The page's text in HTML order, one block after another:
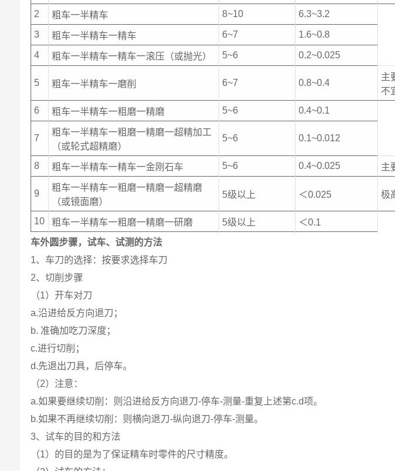
2
粗车一半精车 8~10 6.3~3.2
3 粗车一半精车一精车 6~7 1.6~0.8
4 粗车一半精车一精车一滚压（或抛光） 5~6 0.2~0.025
5 粗车一半精车一磨削 6~7 0.8~0.4
主
不
6
粗车一半精车一粗磨一精磨 5~6 0.4~0.1
7
粗车一半精车一粗磨一精磨一超精加工
（或轮式超精磨）
5~6 0.1~0.012
8 粗车一半精车一精车一金刚石车 5~6 0.4~0.025 主
9
粗车一半精车一粗磨一精磨一超精磨
（或镜面磨）
5级以上 ＜0.025 极
10 粗车一半精车一粗磨一精磨一研磨 5级以上
＜0.1
车外圆步骤，试车、试测的方法
1、车刀的选择：按要求选择车刀
2、切削步骤
（1）开车对刀
a.沿进给反方向退刀；
b. 准确加吃刀深度；
c.进行切削；
d.先退出刀具，后停车。
（2）注意：
a.如果要继续切削：则沿进给反方向退刀-停车-测量-重复上述第c.d项。
b.如果不再继续切削：则横向退刀-纵向退刀-停车-测量。
3、试车的目的和方法
（1）的目的是为了保证精车时零件的尺寸精度。